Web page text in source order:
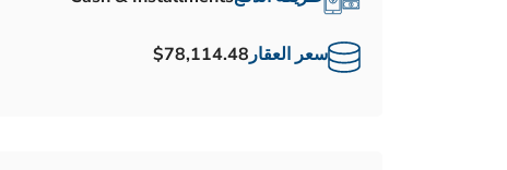
سعر العقار$78,114.48